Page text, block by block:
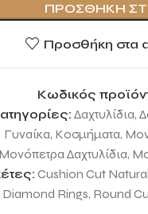
ΠΡΟΣΘΉΚΗ
Προσθήκη στα
Κωδικός
Δαχτυλίδια,
Γυναίκα, Κοσμήματα,
Μονόπετρα Δαχτυλίδια,
Cushion Cut
Diamond Rings, Round